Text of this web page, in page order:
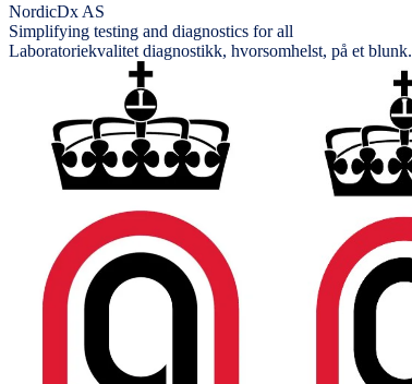
NordicDx AS
Simplifying testing and diagnostics for all
Laboratoriekvalitet diagnostikk, hvorsomhelst, på et blunk.